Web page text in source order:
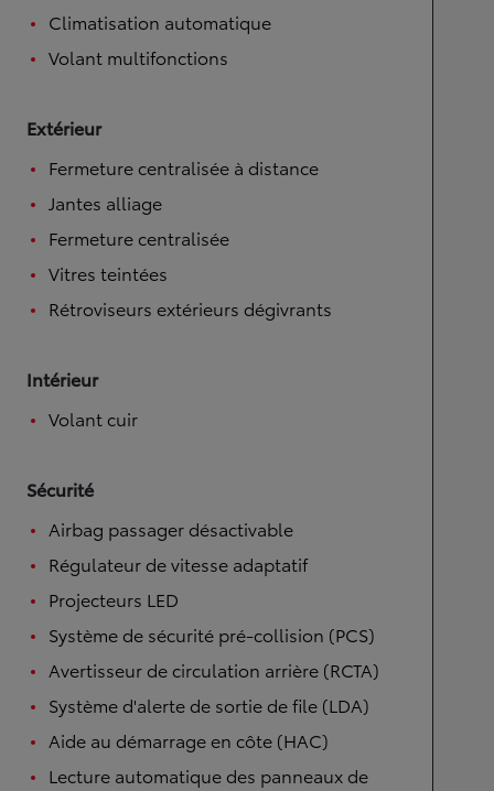
Climatisation automatique
Volant multifonctions
Extérieur
Fermeture centralisée à distance
Jantes alliage
Fermeture centralisée
Vitres teintées
Rétroviseurs extérieurs dégivrants
Intérieur
Volant cuir
Sécurité
Airbag passager désactivable
Régulateur de vitesse adaptatif
Projecteurs LED
Système de sécurité pré-collision (PCS)
Avertisseur de circulation arrière (RCTA)
Système d'alerte de sortie de file (LDA)
Aide au démarrage en côte (HAC)
Lecture automatique des panneaux de